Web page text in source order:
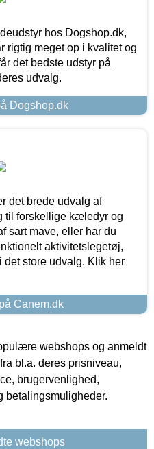
hos Dogshop.dk,
rigtig meget op i kvalitet og
det bedste udstyr på
udvalg.
Dogshop.dk
det brede udvalg af
til forskellige kæledyr og
sart mave, eller har du
aktivitetslegetøj,
det store udvalg. Klik her
Canem.dk
webshops og anmeldt
bl.a. deres prisniveau,
brugervenlighed,
betalingsmuligheder.
webshops